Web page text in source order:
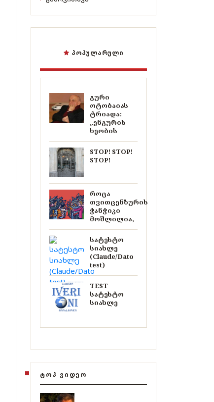
ᲞᲝᲞᲣᲚᲐᲠᲣᲚᲘ
გური
ოტობაიას
ტრიადა:
„ენგურის
ხეობის
STOP! STOP!
STOP!
როცა
თვითცენზურის
ჭანჭიკი
მოშლილია,
სატესტო
სიახლე
(Claude/Dato
test)
TEST
სატესტო
სიახლე
ᲢᲝᲞ ᲕᲘᲓᲔᲝ